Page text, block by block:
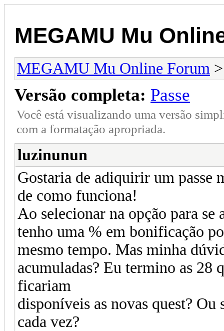
MEGAMU Mu
MEGAMU Mu Online Forum
Versão completa: Passe
Você está visualizando uma versão
com a formatação apropriada.
luzinunun
Gostaria de adiquirir um passe
de como funciona!
Ao selecionar na opção para
tenho uma % em bonificação
mesmo tempo. Mas minha
acumuladas? Eu termino as 28
ficariam
disponíveis as novas quest?
cada vez?